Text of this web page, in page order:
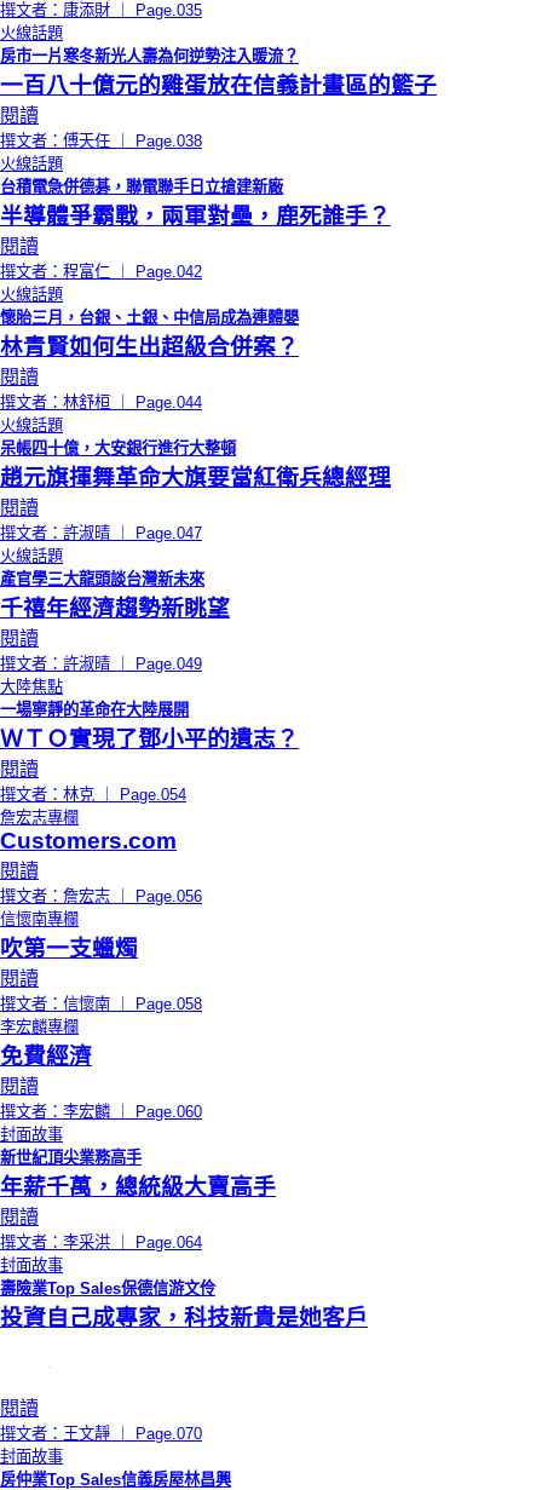
撰文者：康添財 ｜ Page.035
火線話題
房市一片寒冬新光人壽為何逆勢注入暖流？
一百八十億元的雞蛋放在信義計畫區的籃子
閱讀
撰文者：傅天任 ｜ Page.038
火線話題
台積電急併德碁，聯電聯手日立搶建新廠
半導體爭霸戰，兩軍對壘，鹿死誰手？
閱讀
撰文者：程富仁 ｜ Page.042
火線話題
懷胎三月，台銀、土銀、中信局成為連體嬰
林青賢如何生出超級合併案？
閱讀
撰文者：林舒桓 ｜ Page.044
火線話題
呆帳四十億，大安銀行進行大整頓
趙元旗揮舞革命大旗要當紅衛兵總經理
閱讀
撰文者：許淑晴 ｜ Page.047
火線話題
產官學三大龍頭談台灣新未來
千禧年經濟趨勢新眺望
閱讀
撰文者：許淑晴 ｜ Page.049
大陸焦點
一場寧靜的革命在大陸展開
ＷＴＯ實現了鄧小平的遺志？
閱讀
撰文者：林克 ｜ Page.054
詹宏志專欄
Customers.com
閱讀
撰文者：詹宏志 ｜ Page.056
信懷南專欄
吹第一支蠟燭
閱讀
撰文者：信懷南 ｜ Page.058
李宏麟專欄
免費經濟
閱讀
撰文者：李宏麟 ｜ Page.060
封面故事
新世紀頂尖業務高手
年薪千萬，總統級大賣高手
閱讀
撰文者：李采洪 ｜ Page.064
封面故事
壽險業Top Sales保德信游文伶
投資自己成專家，科技新貴是她客戶
閱讀
撰文者：王文靜 ｜ Page.070
封面故事
房仲業Top Sales信義房屋林昌興